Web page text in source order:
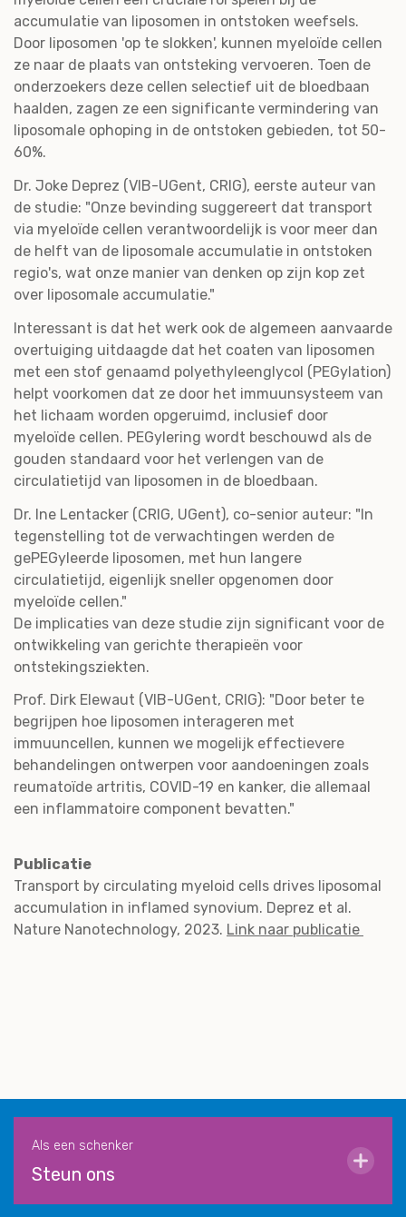
accumulatie van liposomen in ontstoken weefsels.
Door liposomen 'op te slokken', kunnen myeloïde cellen
ze naar de plaats van ontsteking vervoeren. Toen de
onderzoekers deze cellen selectief uit de bloedbaan
haalden, zagen ze een significante vermindering van
liposomale ophoping in de ontstoken gebieden, tot 50-
60%.
Dr. Joke Deprez (VIB-UGent, CRIG), eerste auteur van
de studie: "Onze bevinding suggereert dat transport
via myeloïde cellen verantwoordelijk is voor meer dan
de helft van de liposomale accumulatie in ontstoken
regio's, wat onze manier van denken op zijn kop zet
over liposomale accumulatie."
Interessant is dat het werk ook de algemeen aanvaarde
overtuiging uitdaagde dat het coaten van liposomen
met een stof genaamd polyethyleenglycol (PEGylation)
helpt voorkomen dat ze door het immuunsysteem van
het lichaam worden opgeruimd, inclusief door
myeloïde cellen. PEGylering wordt beschouwd als de
gouden standaard voor het verlengen van de
circulatietijd van liposomen in de bloedbaan.
Dr. Ine Lentacker (CRIG, UGent), co-senior auteur: "In
tegenstelling tot de verwachtingen werden de
gePEGyleerde liposomen, met hun langere
circulatietijd, eigenlijk sneller opgenomen door
myeloïde cellen."
De implicaties van deze studie zijn significant voor de
ontwikkeling van gerichte therapieën voor
ontstekingsziekten.
Prof. Dirk Elewaut (VIB-UGent, CRIG): "Door beter te
begrijpen hoe liposomen interageren met
immuuncellen, kunnen we mogelijk effectievere
behandelingen ontwerpen voor aandoeningen zoals
reumatoïde artritis, COVID-19 en kanker, die allemaal
een inflammatoire component bevatten."
Publicatie
Transport by circulating myeloid cells drives liposomal
accumulation in inflamed synovium. Deprez et al.
Nature Nanotechnology, 2023. Link naar publicatie
Als een schenker
Steun ons